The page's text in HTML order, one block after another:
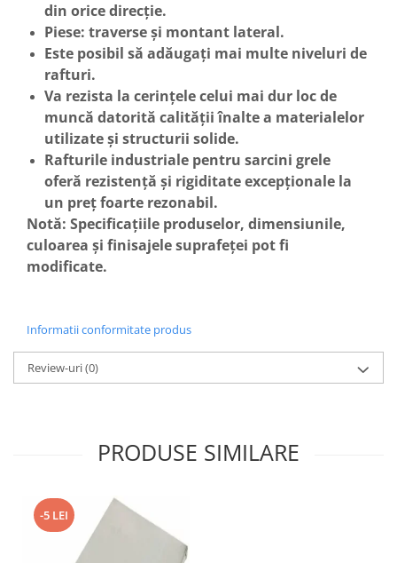
din orice direcție.
Piese: traverse și montant lateral.
Este posibil să adăugați mai multe niveluri de
rafturi.
Va rezista la cerințele celui mai dur loc de
muncă datorită calității înalte a materialelor
utilizate și structurii solide.
Rafturile industriale pentru sarcini grele
oferă rezistență și rigiditate excepționale la
un preț foarte rezonabil.
Notă: Specificațiile produselor, dimensiunile,
culoarea și finisajele suprafeței potfi
modificate.
Informatii conformitate produs
Review-uri(0)
PRODUSE SIMILARE
-5 LEI